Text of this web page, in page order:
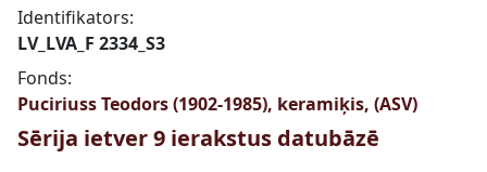
Identifikators:
LV_LVA_F 2334_S3
Fonds:
Puciriuss Teodors (1902-1985), keramiķis, (ASV)
Sērija ietver 9 ierakstus datubāzē